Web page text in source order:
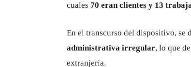
cuales 70 eran clientes y 13
En el transcurso del dispositivo, se
administrativa irregular, lo que
extranjería.